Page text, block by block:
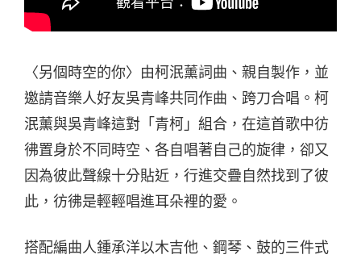
〈另個時空的你〉由柯泯薰詞曲、親自製作，並
邀請音樂人好友吳青峰共同作曲、跨刀合唱。柯
泯薰與吳青峰這對「青柯」組合，在這首歌中彷
彿置身於不同時空、各自唱著自己的旋律，卻又
因為彼此聲線十分貼近，行進交疊自然找到了彼
此，彷彿是輕輕唱進耳朵裡的愛。
搭配編曲人鍾承洋以木吉他、鋼琴、鼓的三件式